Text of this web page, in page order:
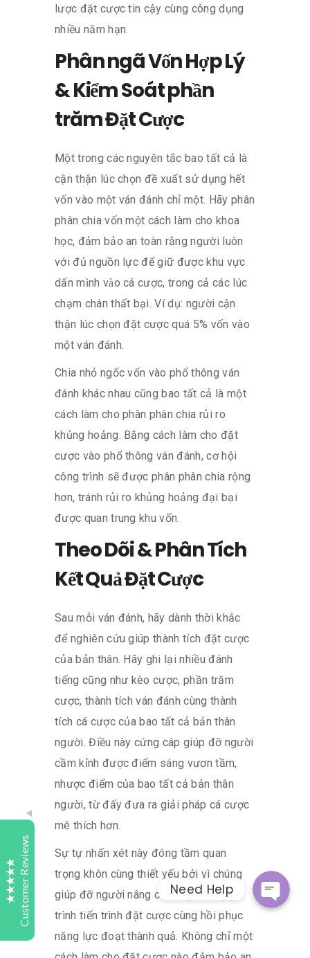
lược đặt cược tin cậy cùng công dụng
nhiều năm hạn.
Phân ngã Vốn Hợp Lý
& Kiểm Soát phần
trăm Đặt Cược
Một trong các nguyên tắc bao tất cả là
cận thận lúc chọn đề xuất sử dụng hết
vốn vào một ván đánh chỉ một. Hãy phân
phân chia vốn một cách làm cho khoa
học, đảm bảo an toàn rằng người luôn
với đủ nguồn lực để giữ được khu vực
dấn mình vào cá cược, trong cả các lúc
chạm chán thất bại. Ví dụ: người cận
thận lúc chọn đặt cược quá 5% vốn vào
một ván đánh.
Chia nhỏ ngốc vốn vào phổ thông ván
đánh khác nhau cũng bao tất cả là một
cách làm cho phân phân chia rủi ro
khủng hoảng. Bằng cách làm cho đặt
cược vào phổ thông ván đánh, cơ hội
công trình sẽ được phân phân chia rộng
hơn, tránh rủi ro khủng hoảng đại bại
được quan trung khu vốn.
Theo Dõi & Phân Tích
Kết Quả Đặt Cược
Sau mỗi ván đánh, hãy dành thời khắc
để nghiên cứu giúp thành tích đặt cược
của bản thân. Hãy ghi lại nhiều đánh
tiếng cũng như kèo cược, phần trăm
cược, thành tích ván đánh cùng thành
tích cá cược của bao tất cả bản thân
người. Điều này cứng cáp giúp đỡ người
cầm kỉnh được điểm sáng vươn tầm,
nhược điểm của bao tất cả bản thân
người, từ đấy đưa ra giải pháp cá cược
mê thích hơn.
Sự tự nhấn xét này đóng tầm quan
trọng khôn cùng thiết yếu bởi vì chúng
giúp đỡ người nâng cao cấp cho quy
trình tiến trình đặt cược cùng hồi phục
năng lực đoạt thành quả. Không chỉ một
Customer Reviews
Customer Reviews
Highly recommend Tutelaage Digital Study. My son
started last year with Maths and English his results
and understanding of subject matter has improved
greatly. Keep up the good work.
Sweta
Bark
We were searching for a place to get our child
accessed. Tutelaage contacted us and explained us
the process and also clarified the doubts we had.
We are now looking forward to the exam and
4.9
Excellent Need Help